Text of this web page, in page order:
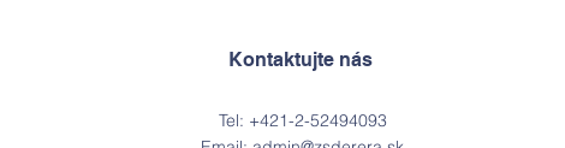
Kontaktujte nás
Tel: +421-2-52494093